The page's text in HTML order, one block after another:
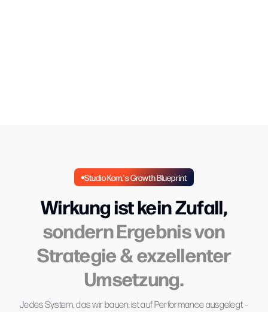
Studio Kom.'s Growth Blueprint
Wirkung ist kein Zufall,
sondern Ergebnis von
Strategie & exzellenter
Umsetzung.
Jedes System, das wir bauen, ist auf Performance ausgelegt –